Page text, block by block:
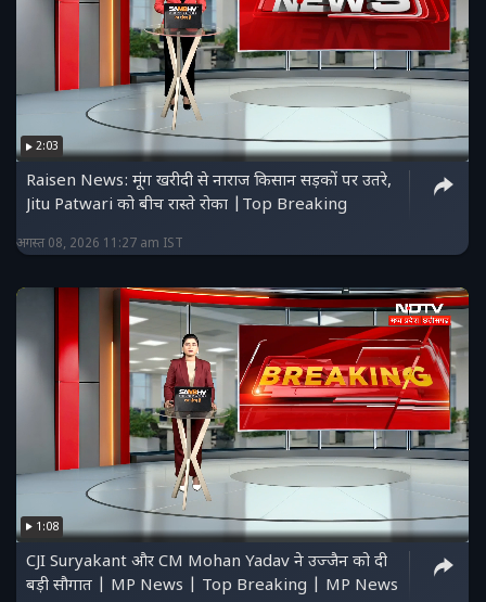
2:03
Raisen News: मूंग खरीदी से नाराज किसान सड़कों पर उतरे,
Jitu Patwari को बीच रास्ते रोका |Top Breaking
अगस्त 08, 2026 11:27 am IST
1:08
CJI Suryakant और CM Mohan Yadav ने उज्जैन को दी
बड़ी सौगात | MP News | Top Breaking | MP News